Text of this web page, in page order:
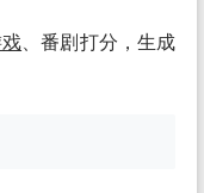
、番剧打分，生成